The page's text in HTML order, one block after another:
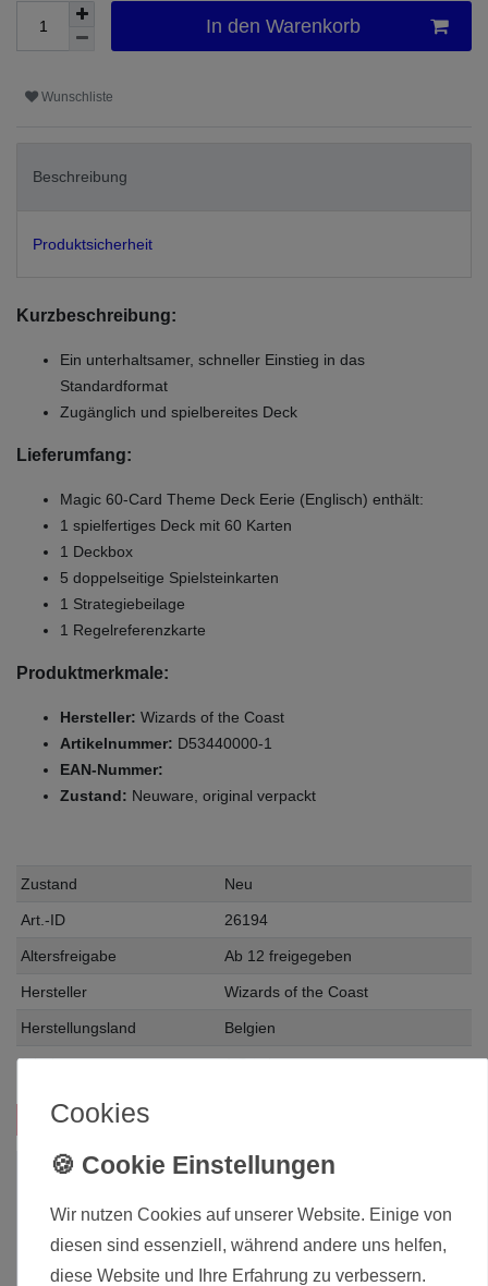
In den Warenkorb
Wunschliste
Beschreibung
Produktsicherheit
Kurzbeschreibung:
Ein unterhaltsamer, schneller Einstieg in das
Standardformat
Zugänglich und spielbereites Deck
Lieferumfang:
Magic 60-Card Theme Deck Eerie (Englisch) enthält:
1 spielfertiges Deck mit 60 Karten
1 Deckbox
5 doppelseitige Spielsteinkarten
1 Strategiebeilage
1 Regelreferenzkarte
Produktmerkmale:
Hersteller: Wizards of the Coast
Artikelnummer: D53440000-1
EAN-Nummer:
Zustand: Neuware, original verpackt
Zustand Neu
Art.-ID 26194
Altersfreigabe Ab 12 freigegeben
Hersteller Wizards of the Coast
Herstellungsland Belgien
Inhalt 1 Stück
Das passt zu diesem Produkt:
Cookies
Wir nutzen Cookies auf unserer Website. Einige von
diesen sind essenziell, während andere uns helfen,
diese Website und Ihre Erfahrung zu verbessern.